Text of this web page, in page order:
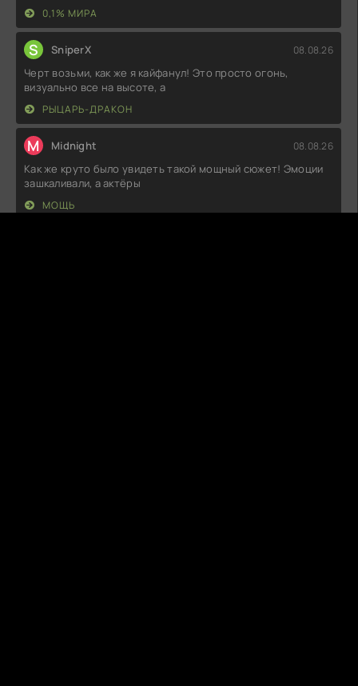
0,1% МИРА
S SniperX 08.08.26
Черт возьми, как же я кайфанул! Это просто огонь,
визуально все на высоте, а
РЫЦАРЬ-ДРАКОН
M Midnight 08.08.26
Как же круто было увидеть такой мощный сюжет! Эмоции
зашкаливали, а актёры
МОЩЬ